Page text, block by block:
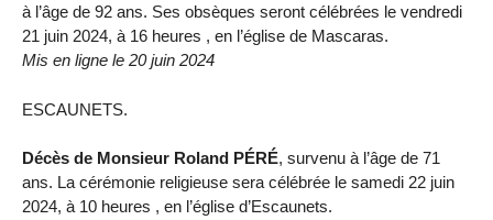
à l’âge de 92 ans. Ses obsèques seront célébrées le vendredi
21 juin 2024, à 16 heures , en l’église de Mascaras.
Mis en ligne le 20 juin 2024
ESCAUNETS.
Décès de Monsieur Roland PÉRÉ, survenu à l’âge de 71
ans. La cérémonie religieuse sera célébrée le samedi 22 juin
2024, à 10 heures , en l’église d’Escaunets.